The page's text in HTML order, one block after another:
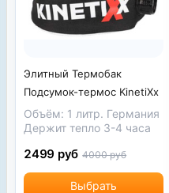
Элитный Термобак
Подсумок-термос KinetiXx
Объём: 1 литр. Германия
Держит тепло 3-4 часа
Выбрать
2499 руб 4000 руб